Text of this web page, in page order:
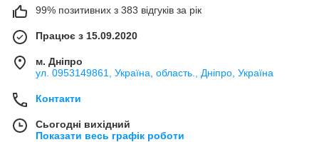
99% позитивних з 383 відгуків за рік
Працює з 15.09.2020
м. Дніпро
ул. 0953149861, Україна, область., Дніпро, Україна
Контакти
Сьогодні вихідний
Показати весь графік роботи